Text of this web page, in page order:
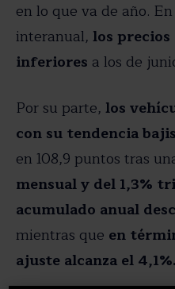
en lo que va de año.
interanual, los precios
inferiores a los de
Por su parte, los
con su tendencia
en 108,9 puntos tras
mensual y del 1,3%
acumulado anual
mientras que en
ajuste alcanza el 4,1%.